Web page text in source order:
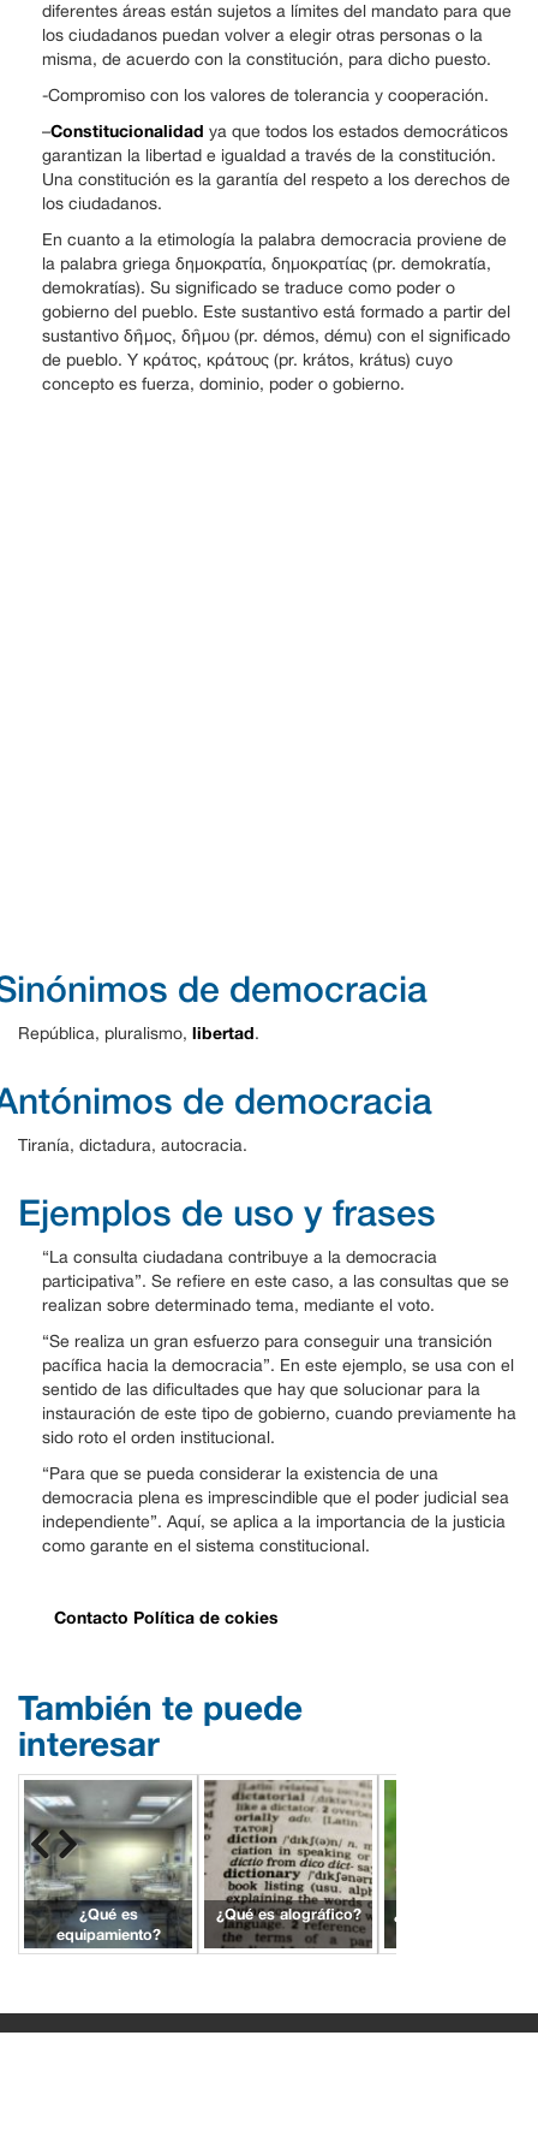
diferentes áreas están sujetos a límites del mandato para que
los ciudadanos puedan volver a elegir otras personas o la
misma, de acuerdo con la constitución, para dicho puesto.
-Compromiso con los valores de tolerancia y cooperación.
–Constitucionalidad ya que todos los estados democráticos
garantizan la libertad e igualdad a través de la constitución.
Una constitución es la garantía del respeto a los derechos de
los ciudadanos.
En cuanto a la etimología la palabra democracia proviene de
la palabra griega δημοκρατία, δημοκρατίας (pr. demokratía,
demokratías). Su significado se traduce como poder o
gobierno del pueblo. Este sustantivo está formado a partir del
sustantivo δῆμος, δῆμου (pr. démos, dému) con el significado
de pueblo. Y κράτος, κράτους (pr. krátos, krátus) cuyo
concepto es fuerza, dominio, poder o gobierno.
de democracia
República, pluralismo, libertad.
de democracia
Tiranía, dictadura, autocracia.
Ejemplos de uso y frases
“La consulta ciudadana contribuye a la democracia
participativa”. Se refiere en este caso, a las consultas que se
realizan sobre determinado tema, mediante el voto.
“Se realiza un gran esfuerzo para conseguir una transición
pacífica hacia la democracia”. En este ejemplo, se usa con el
sentido de las dificultades que hay que solucionar para la
instauración de este tipo de gobierno, cuando previamente ha
sido roto el orden institucional.
“Para que se pueda considerar la existencia de una
democracia plena es imprescindible que el poder judicial sea
independiente”. Aquí, se aplica a la importancia de la justicia
como garante en el sistema constitucional.
Contacto Política de cokies
También te puede
interesar
¿Qué es
equipamiento?
¿Qué es alográfico? ¿Qué es